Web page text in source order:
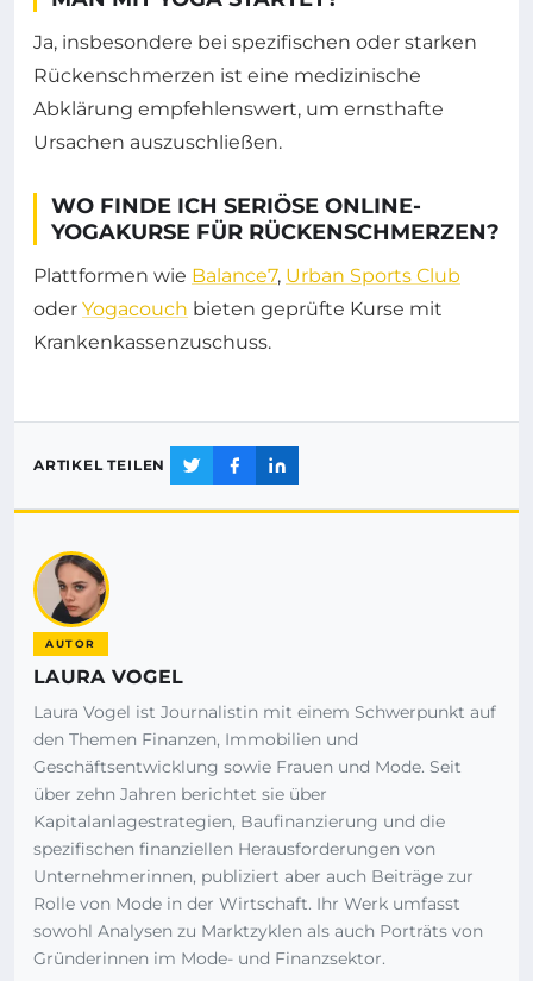
Ja, insbesondere bei spezifischen oder starken
Rückenschmerzen ist eine medizinische
Abklärung empfehlenswert, um ernsthafte
Ursachen auszuschließen.
WO FINDE ICH SERIÖSE ONLINE-
YOGAKURSE FÜR RÜCKENSCHMERZEN?
Plattformen wie Balance7, Urban Sports Club
oder Yogacouch bieten geprüfte Kurse mit
Krankenkassenzuschuss.
ARTIKEL TEILEN
AUTOR
LAURA VOGEL
Laura Vogel ist Journalistin mit einem Schwerpunkt auf
den Themen Finanzen, Immobilien und
Geschäftsentwicklung sowie Frauen und Mode. Seit
über zehn Jahren berichtet sie über
Kapitalanlagestrategien, Baufinanzierung und die
spezifischen finanziellen Herausforderungen von
Unternehmerinnen, publiziert aber auch Beiträge zur
Rolle von Mode in der Wirtschaft. Ihr Werk umfasst
sowohl Analysen zu Marktzyklen als auch Porträts von
Gründerinnen im Mode- und Finanzsektor.